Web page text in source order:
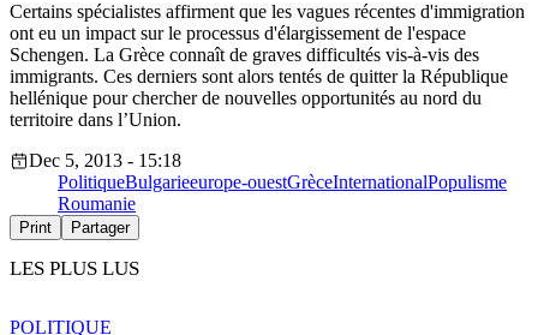
Certains spécialistes affirment que les vagues récentes d'immigration
ont eu un impact sur le processus d'élargissement de l'espace
Schengen. La Grèce connaît de graves difficultés vis-à-vis des
immigrants. Ces derniers sont alors tentés de quitter la République
hellénique pour chercher de nouvelles opportunités au nord du
territoire dans l’Union.
Dec 5, 2013 - 15:18
PolitiqueBulgarieeurope-ouestGrèceInternationalPopulisme
Roumanie
Print Partager
LES PLUS LUS
POLITIQUE